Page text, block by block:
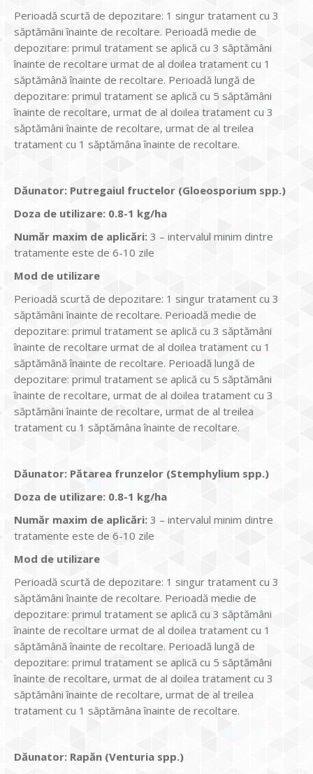
Perioadă scurtă de depozitare: 1 singur tratament cu 3
săptămâni înainte de recoltare. Perioadă medie de
depozitare: primul tratament se aplică cu 3 săptămâni
înainte de recoltare urmat de al doilea tratament cu 1
săptămână înainte de recoltare. Perioadă lungă de
depozitare: primul tratament se aplică cu 5 săptămâni
înainte de recoltare, urmat de al doilea tratament cu 3
săptămâni înainte de recoltare, urmat de al treilea
tratament cu 1 săptămâna înainte de recoltare.
Dăunator: Putregaiul fructelor (Gloeosporium spp.)
Doza de utilizare: 0.8-1 kg/ha
Număr maxim de aplicări: 3 – intervalul minim dintre
tratamente este de 6-10 zile
Mod de utilizare
Perioadă scurtă de depozitare: 1 singur tratament cu 3
săptămâni înainte de recoltare. Perioadă medie de
depozitare: primul tratament se aplică cu 3 săptămâni
înainte de recoltare urmat de al doilea tratament cu 1
săptămână înainte de recoltare. Perioadă lungă de
depozitare: primul tratament se aplică cu 5 săptămâni
înainte de recoltare, urmat de al doilea tratament cu 3
săptămâni înainte de recoltare, urmat de al treilea
tratament cu 1 săptămâna înainte de recoltare.
Dăunator: Pătarea frunzelor (Stemphylium spp.)
Doza de utilizare: 0.8-1 kg/ha
Număr maxim de aplicări: 3 – intervalul minim dintre
tratamente este de 6-10 zile
Mod de utilizare
Perioadă scurtă de depozitare: 1 singur tratament cu 3
săptămâni înainte de recoltare. Perioadă medie de
depozitare: primul tratament se aplică cu 3 săptămâni
înainte de recoltare urmat de al doilea tratament cu 1
săptămână înainte de recoltare. Perioadă lungă de
depozitare: primul tratament se aplică cu 5 săptămâni
înainte de recoltare, urmat de al doilea tratament cu 3
săptămâni înainte de recoltare, urmat de al treilea
tratament cu 1 săptămâna înainte de recoltare.
Dăunator: Rapăn (Venturia spp.)